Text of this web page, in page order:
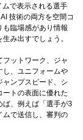
で表示される選手
技術の両方を空間コ
も臨場感があり情報
み出すでしょう。
ットワーク、ジャ
し、ユニフォームや
ャンプスピード、シ
ートの表面に優れた
ば、例えば「選手が3
ムで送信し、審判の